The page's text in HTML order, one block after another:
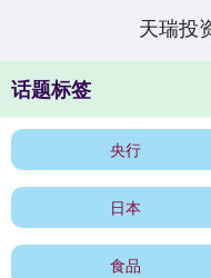
天瑞投
话题标签
央行
日本
食品